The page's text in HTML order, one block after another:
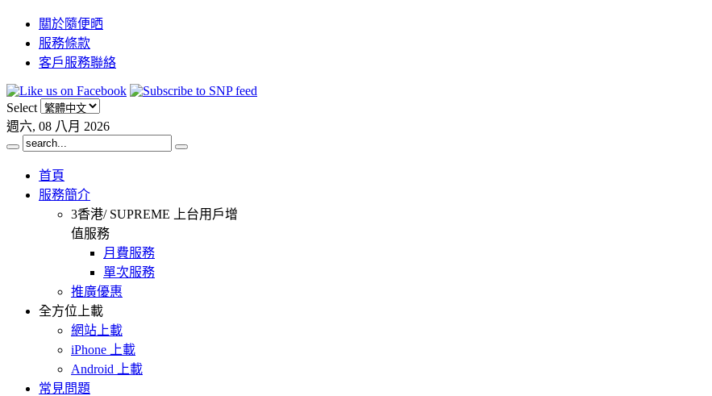
關於隨便晒
服務條款
客戶服務聯絡
Select
週六, 08 八月 2026
首頁
服務簡介
3香港/ SUPREME 上台用戶增
值服務
月費服務
單次服務
推廣優惠
全方位上載
網站上載
iPhone 上載
Android 上載
常見問題